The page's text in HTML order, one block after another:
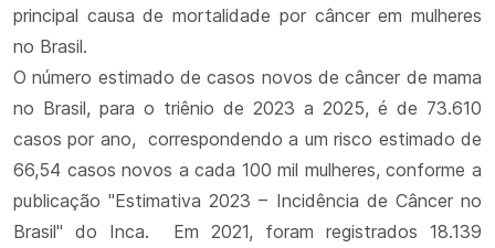
principal causa de mortalidade por câncer em mulheres
no Brasil.
O número estimado de casos novos de câncer de mama
no Brasil, para o triênio de 2023 a 2025, é de 73.610
casos por ano, correspondendo a um risco estimado de
66,54 casos novos a cada 100 mil mulheres, conforme a
publicação "Estimativa 2023 – Incidência de Câncer no
Brasil" do Inca. Em 2021, foram registrados 18.139